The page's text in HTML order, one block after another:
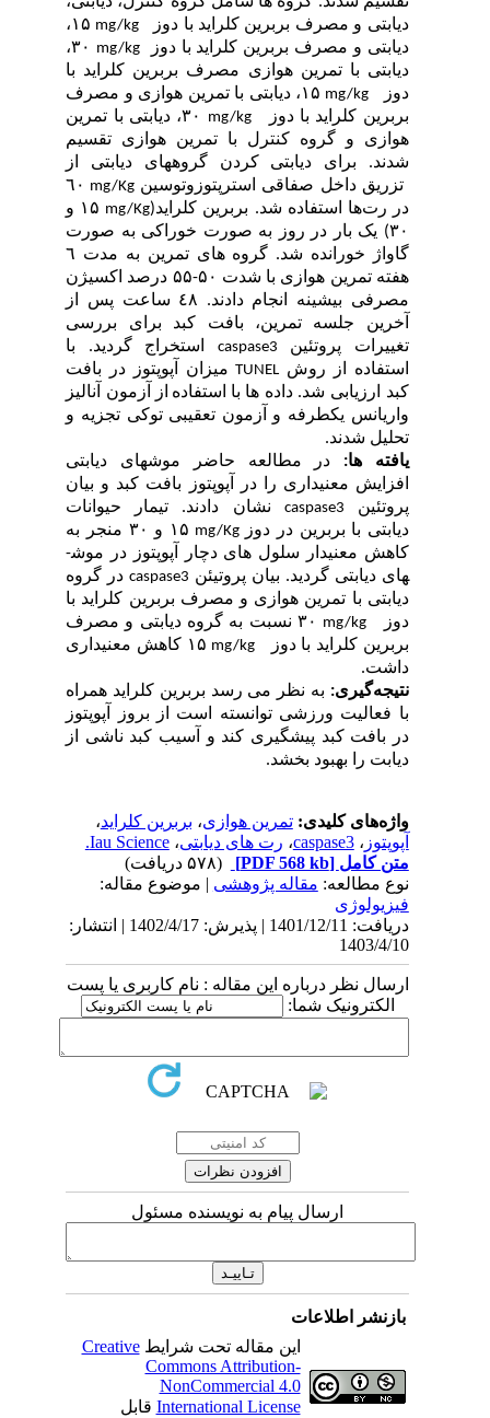
و مصرف بربرین کلراید با دوز mg/kg ۱۵،
و مصرف بربرین کلراید با دوزmg/kg
۳۰،
با تمرین هوازی مصرف بربرین کلراید با
مصرف
کلراید با دوز mg/kg
۳۰، دیابتی با تمرین
و گروه کنترل با تمرین هوازی تقسیم
برای دیابتی کردن گروه­های دیابتی از
صفاقی استرپتوزوتوسینmg/Kg ٦۰
ها استفاده شد. بربرین کلراید( mg/Kg
۱۵ و
یک بار در روز به صورت خوراکی به صورت
گاواژ خورانده شد. گروه های تمرین به مدت ٦
تمرین هوازی با
شدت ۵۰-۵۵ درصد اکسیژن
بیشینه
انجام دادند. ٤٨ ساعت پس از
جلسه تمرین، بافت کبد برای بررسی
پروتئینcaspase3استخراج گردید. با
از روشTUNELمیزان آپوپتوز در بافت
ارزیابی شد.داده ها با استفاده از آزمون آنالیز
یک­طرفه و آزمون تعقیبی توکی تجزیه و
در مطالعه حاضر موش­های دیابتی
معنی­داری را در آپوپتوز بافت کبد و بیان
caspase3نشان دادند. تیمار حیوانات
با بربرین در دوزmg/Kg ۱۵ و ۳۰
منجر به
معنی­دار سلول های دچار آپوپتوز در موش­
دیابتی گردید. بیان پروتیئنcaspase3 در گروه
با تمرین هوازی ومصرف بربرین کلراید با
نسبت به گروه دیابتی و مصرف
کلراید با دوز mg/kg
کاهش معنی­داری
به نظر می رسد بربرین کلراید همراه
ورزشی توانستهاستاز بروز آپوپتوز
کبد پیشگیری کند و آسیب کبد ناشی از
را بهبود بخشد.
کلیدی: تمرین هوازی، بربرین کلراید،
caspase3،رت های دیابتی ، Iau Science.
(۵۷۸ دریافت)
مقاله پژوهشی | موضوع مقاله:
دریافت: 1401/12/11 | پذیرش: 1402/4/17 | انتشار:
نظر درباره این مقاله : نام کاربری یا پست
شما:
ارسال پیام به نویسنده مسئول
اطلاعات
این مقاله تحت شرایطCreative
Commons Attribution-
NonCommercial 4.0
International Licenseقابل